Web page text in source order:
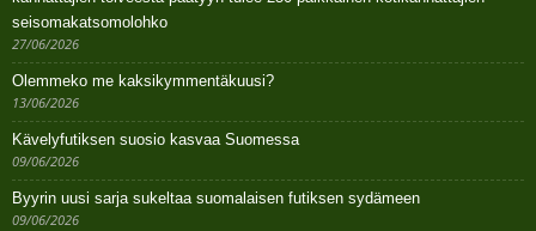
seisomakatsomolohko
27/06/2026
Olemmeko me kaksikymmentäkuusi?
13/06/2026
Kävelyfutiksen suosio kasvaa Suomessa
09/06/2026
Byyrin uusi sarja sukeltaa suomalaisen futiksen sydämeen
09/06/2026